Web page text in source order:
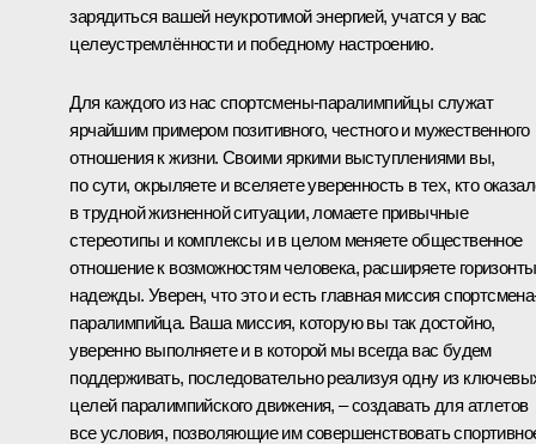
зарядиться вашей неукротимой энергией, учатся у вас
целеустремлённости и победному настроению.
Для каждого из нас спортсмены-паралимпийцы служат
ярчайшим примером позитивного, честного и мужественного
отношения к жизни. Своими яркими выступлениями вы,
по сути, окрыляете и вселяете уверенность в тех, кто
в трудной жизненной ситуации, ломаете привычные
стереотипы и комплексы и в целом меняете общественное
отношение к возможностям человека, расширяете горизонты
надежды. Уверен, что это и есть главная миссия
паралимпийца. Ваша миссия, которую вы так достойно,
уверенно выполняете и в которой мы всегда вас будем
поддерживать, последовательно реализуя одну из
целей паралимпийского движения, – создавать для атлетов
все условия, позволяющие им совершенствовать